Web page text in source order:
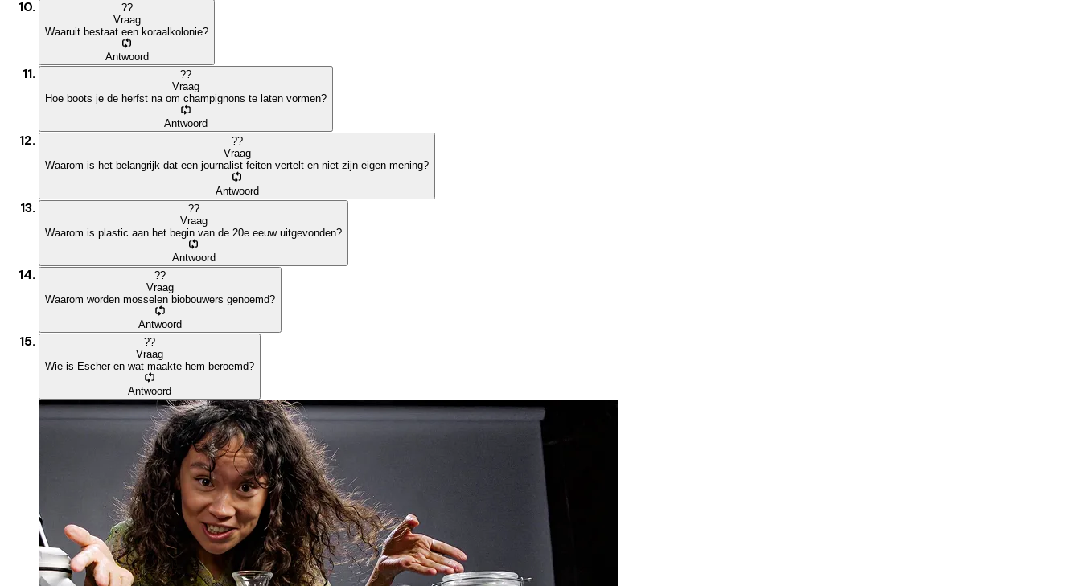
??
Vraag
Waaruit bestaat een koraalkolonie?
Antwoord
??
Vraag
Hoe boots je de herfst na om champignons te laten vormen?
Antwoord
??
Vraag
Waarom is het belangrijk dat een journalist feiten vertelt en niet zijn eigen mening?
Antwoord
??
Vraag
Waarom is plastic aan het begin van de 20e eeuw uitgevonden?
Antwoord
??
Vraag
Waarom worden mosselen biobouwers genoemd?
Antwoord
??
Vraag
Wie is Escher en wat maakte hem beroemd?
Antwoord